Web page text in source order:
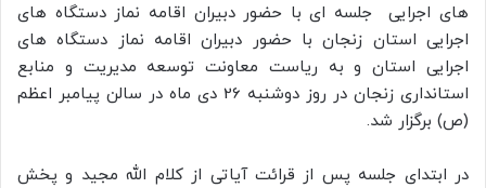
های اجرایی جلسه ای با حضور دبیران اقامه نماز دستگاه های
اجرایی استان زنجان با حضور دبیران اقامه نماز دستگاه های
اجرایی استان و به ریاست معاونت توسعه مدیریت و منابع
استانداری زنجان در روز دوشنبه 26 دی ماه در سالن پیامبر اعظم
(ص) برگزار شد.
در ابتدای جلسه پس از قرائت آیاتی از کلام الله مجید و پخش